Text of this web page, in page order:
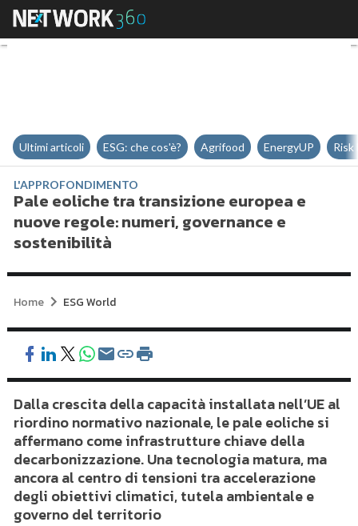
Pale eoliche tra transizione
Ultimi articoli ESG: che cos'è? Agrifood EnergyUP Risk
L'APPROFONDIMENTO
Pale eoliche tra transizione europea e
nuove regole: numeri, governance e
sostenibilità
Home ESG World
Dalla crescita della capacità installata nell’UE al
riordino normativo nazionale, le pale eoliche si
affermano come infrastrutture chiave della
decarbonizzazione. Una tecnologia matura, ma
ancora al centro di tensioni tra accelerazione
degli obiettivi climatici, tutela ambientale e
governo del territorio